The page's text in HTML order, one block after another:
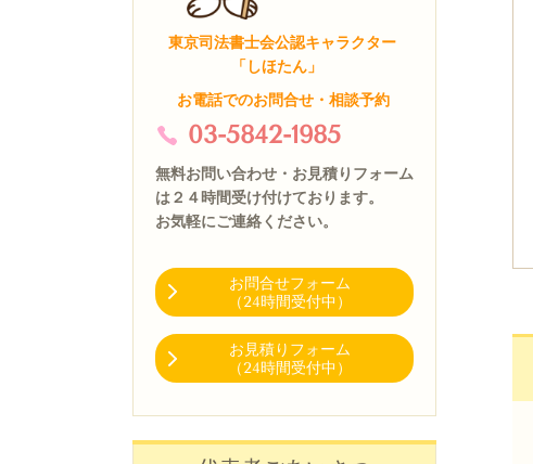
東京司法書士会公認キャラクター
「しほたん」
お電話でのお問合せ・相談予約
03-5842-1985
無料お問い合わせ・お見積りフォーム
は２４時間受け付けております。
お気軽にご連絡ください。
お問合せフォーム
（24時間受付中）
お見積りフォーム
（24時間受付中）